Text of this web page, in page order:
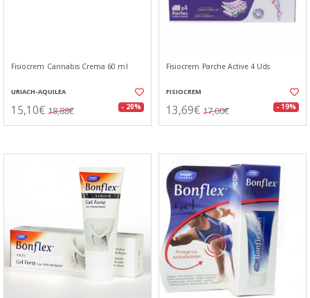
Fisiocrem Cannabis Crema 60 ml
URIACH-AQUILEA
15,10€ 18,88€ - 20%
Fisiocrem Parche Active 4 Uds
FISIOCREM
13,69€ 17,00€ - 19%